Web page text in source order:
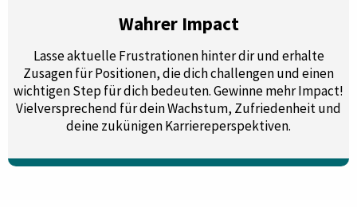
Wahrer Impact
Lasse aktuelle Frustrationen hinter dir und erhalte
Zusagen für Positionen, die dich challengen und einen
wichtigen Step für dich bedeuten. Gewinne mehr Impact!
Vielversprechend für dein Wachstum, Zufriedenheit und
deine zukünigen Karriereperspektiven.